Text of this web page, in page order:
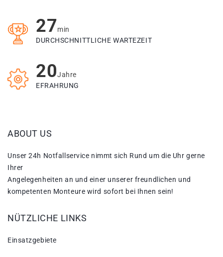
27min
DURCHSCHNITTLICHE WARTEZEIT
20Jahre
EFRAHRUNG
ABOUT US
Unser 24h Notfallservice nimmt sich Rund um die Uhr gerne
Ihrer
Angelegenheiten an und einer unserer freundlichen und
kompetenten Monteure wird sofort bei Ihnen sein!
NÜTZLICHE LINKS
Einsatzgebiete